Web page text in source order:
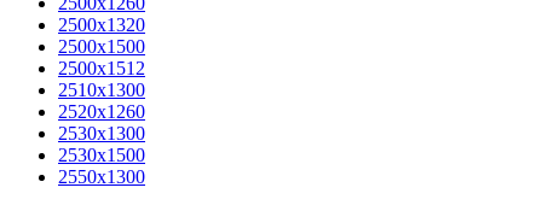
2500х1320
2500х1500
2500х1512
2510х1300
2520х1260
2530х1300
2530х1500
2550х1300